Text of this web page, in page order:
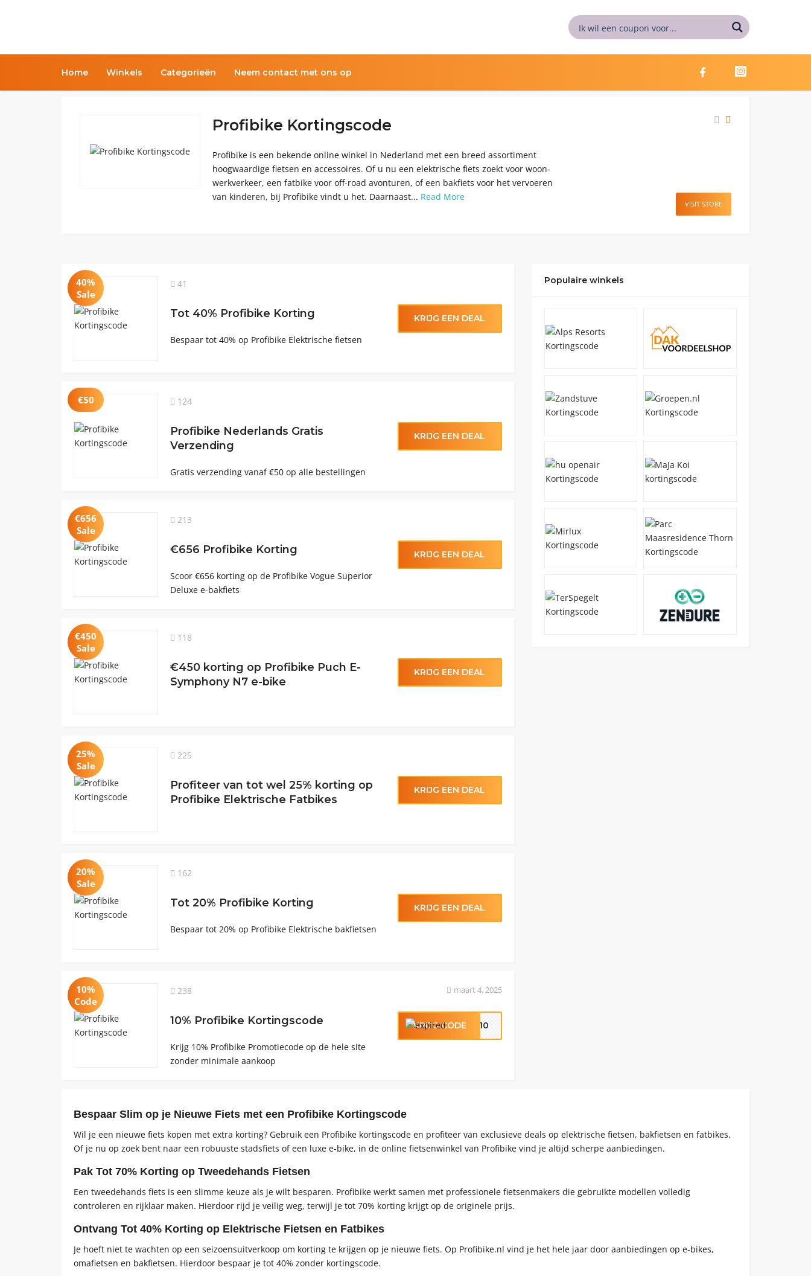
Home Winkels Categorieën Neem contact met ons op
Profibike Kortingscode
Profibike is een bekende online winkel in Nederland met een breed assortiment
hoogwaardige fietsen en accessoires. Of u nu een elektrische fiets zoekt voor woon-
werkverkeer, een fatbike voor off-road avonturen, of een bakfiets voor het vervoeren
van kinderen, bij Profibike vindt u het. Daarnaast... Read More
VISIT STORE
40%
Sale
41
Tot 40% Profibike Korting
Bespaar tot 40% op Profibike Elektrische fietsen
KRIJG EEN DEAL
€50 124
Profibike Nederlands Gratis
Verzending
Gratis verzending vanaf €50 op alle bestellingen
KRIJG EEN DEAL
€656
Sale
213
€656 Profibike Korting
Scoor €656 korting op de Profibike Vogue Superior
Deluxe e-bakfiets
KRIJG EEN DEAL
€450
Sale
118
€450 korting op Profibike Puch E-
Symphony N7 e-bike
KRIJG EEN DEAL
25%
Sale
225
Profiteer van tot wel 25% korting op
Profibike Elektrische Fatbikes
KRIJG EEN DEAL
20%
Sale
162
Tot 20% Profibike Korting
Bespaar tot 20% op Profibike Elektrische bakfietsen
KRIJG EEN DEAL
10%
Code
238
10% Profibike Kortingscode
Krijg 10% Profibike Promotiecode op de hele site
zonder minimale aankoop
maart 4, 2025
KRIJG CODEOM10
Populaire winkels
Bespaar Slim op je Nieuwe Fiets met een Profibike Kortingscode
Wil je een nieuwe fiets kopen met extra korting? Gebruik een Profibike kortingscode en profiteer van exclusieve deals op elektrische fietsen, bakfietsen en fatbikes.
Of je nu op zoek bent naar een robuuste stadsfiets of een luxe e-bike, in de online fietsenwinkel van Profibike vind je altijd scherpe aanbiedingen.
Pak Tot 70% Korting op Tweedehands Fietsen
Een tweedehands fiets is een slimme keuze als je wilt besparen. Profibike werkt samen met professionele fietsenmakers die gebruikte modellen volledig
controleren en rijklaar maken. Hierdoor rijd je veilig weg, terwijl je tot 70% korting krijgt op de originele prijs.
Ontvang Tot 40% Korting op Elektrische Fietsen en Fatbikes
Je hoeft niet te wachten op een seizoensuitverkoop om korting te krijgen op je nieuwe fiets. Op Profibike.nl vind je het hele jaar door aanbiedingen op e-bikes,
omafietsen en bakfietsen. Hierdoor bespaar je tot 40% zonder kortingscode.